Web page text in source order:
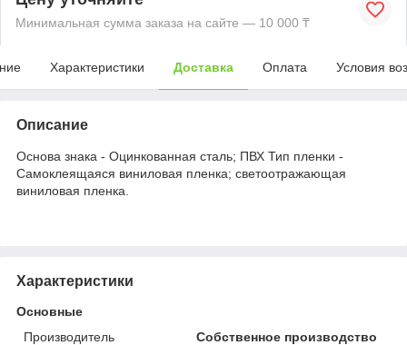
Минимальная сумма заказа на сайте — 10 000 ₸
Характеристики Доставка Оплата Условия
Описание
Основа знака - Оцинкованная сталь; ПВХ Тип пленки -
Самоклеящаяся виниловая пленка; светоотражающая
виниловая пленка.
Характеристики
Основные
Производитель
Собственное производство